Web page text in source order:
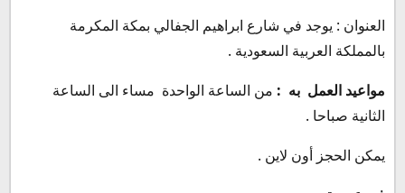
العنوان : يوجد في شارع ابراهيم الجفالي بمكة المكرمة
بالمملكة العربية السعودية .
مواعيد العمل به : من الساعة الواحدة مساء الى الساعة
الثانية صباحا .
يمكن الحجز أون لاين .